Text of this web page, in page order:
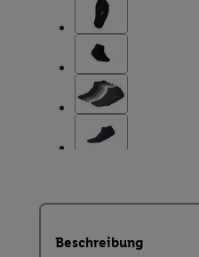
Beschreibung